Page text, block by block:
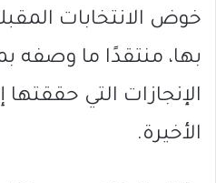
خوض الانتخابات
بها، منتقدًا ما وصفه
الإنجازات التي
الأخيرة.